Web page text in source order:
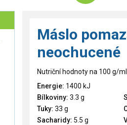
Máslo
neochucené
Nutriční hodnoty na 100 g/ml
Energie: 1400 kJ
Bílkoviny: 3.3 g
Tuky: 33 g
Sacharidy: 5.5 g